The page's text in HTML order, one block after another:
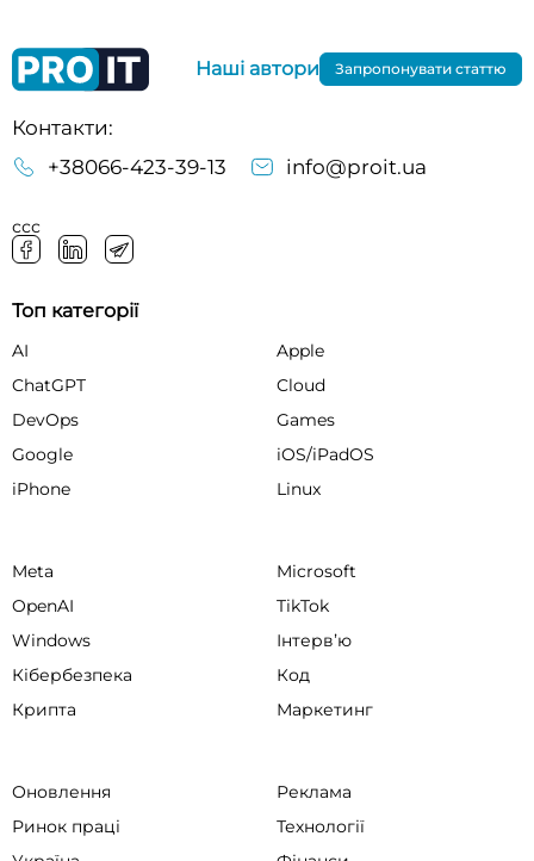
Контакти:
+38066-423-39-13
info@proit.ua
ссс
Наші автори Запропонувати статтю
Топ категорії
AI
Apple
ChatGPT
Cloud
DevOps
Games
Google
iOS/iPadOS
iPhone
Linux
Meta
Microsoft
OpenAI
TikTok
Windows
Інтервʼю
Кібербезпека
Код
Крипта
Маркетинг
Оновлення
Реклама
Ринок праці
Технології